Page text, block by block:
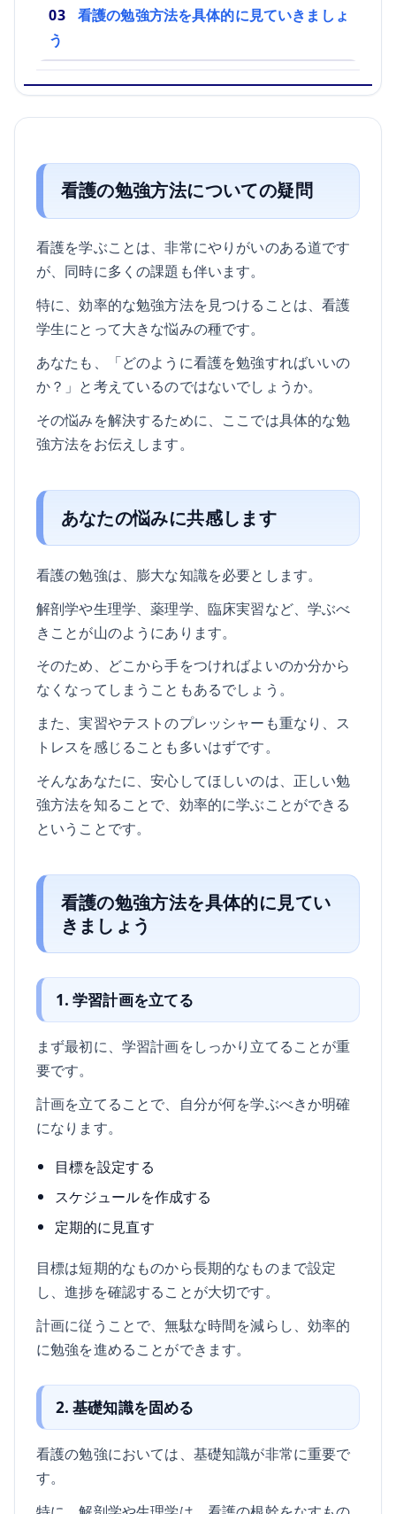
看護の勉強方法を具体的に見ていきましょ
う
看護の勉強方法についての疑問
看護を学ぶことは、非常にやりがいのある道です
が、同時に多くの課題も伴います。
特に、効率的な勉強方法を見つけることは、看護
学生にとって大きな悩みの種です。
あなたも、「どのように看護を勉強すればいいの
か？」と考えているのではないでしょうか。
その悩みを解決するために、ここでは具体的な勉
強方法をお伝えします。
あなたの悩みに共感します
看護の勉強は、膨大な知識を必要とします。
解剖学や生理学、薬理学、臨床実習など、学ぶべ
きことが山のようにあります。
そのため、どこから手をつければよいのか分から
なくなってしまうこともあるでしょう。
また、実習やテストのプレッシャーも重なり、ス
トレスを感じることも多いはずです。
そんなあなたに、安心してほしいのは、正しい勉
強方法を知ることで、効率的に学ぶことができる
ということです。
看護の勉強方法を具体的に見てい
きましょう
1. 学習計画を立てる
まず最初に、学習計画をしっかり立てることが重
要です。
計画を立てることで、自分が何を学ぶべきか明確
になります。
目標を設定する
スケジュールを作成する
定期的に見直す
目標は短期的なものから長期的なものまで設定
し、進捗を確認することが大切です。
計画に従うことで、無駄な時間を減らし、効率的
に勉強を進めることができます。
2. 基礎知識を固める
看護の勉強においては、基礎知識が非常に重要で
す。